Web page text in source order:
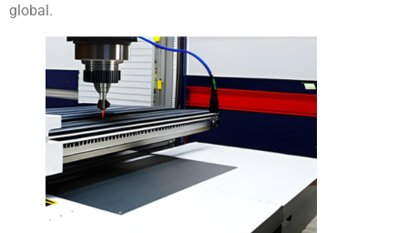
global.